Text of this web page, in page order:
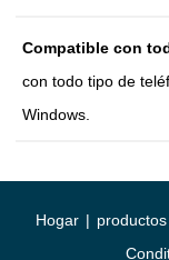
Compatible con
con todo tipo de
Windows.
Hogar | productos